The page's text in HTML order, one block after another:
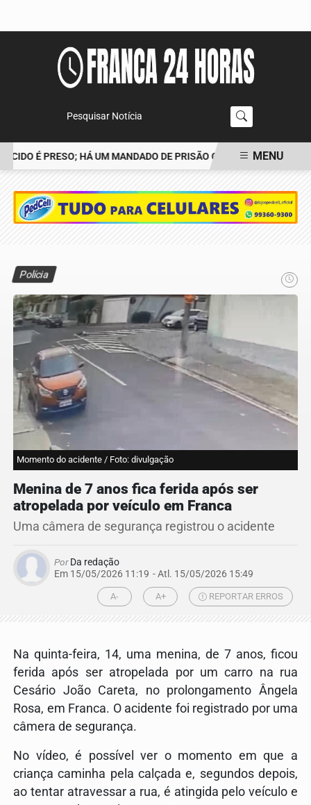
Pesquisar Notícia
É PRESO; HÁ UM MANDADO DE PRISÃO CONTRA TIAGOMENU
Polícia
Momento do acidente / Foto: divulgação
Menina de 7 anos fica ferida após ser
atropelada por veículo em Franca
Uma câmera de segurança registrou o acidente
PorDa redação
Em 15/05/2026 11:19 - Atl. 15/05/2026 15:49
A- A+ REPORTAR ERROS
Na quinta-feira, 14, uma menina, de 7 anos, ficou
ferida após ser atropelada por um carro na rua
Cesário João Careta, no prolongamento Ângela
Rosa, em Franca. O acidente foi registrado por uma
câmera de segurança.
No vídeo, é possível ver o momento em que a
criança caminha pela calçada e, segundos depois,
ao tentar atravessar a rua, é atingida pelo veículo e